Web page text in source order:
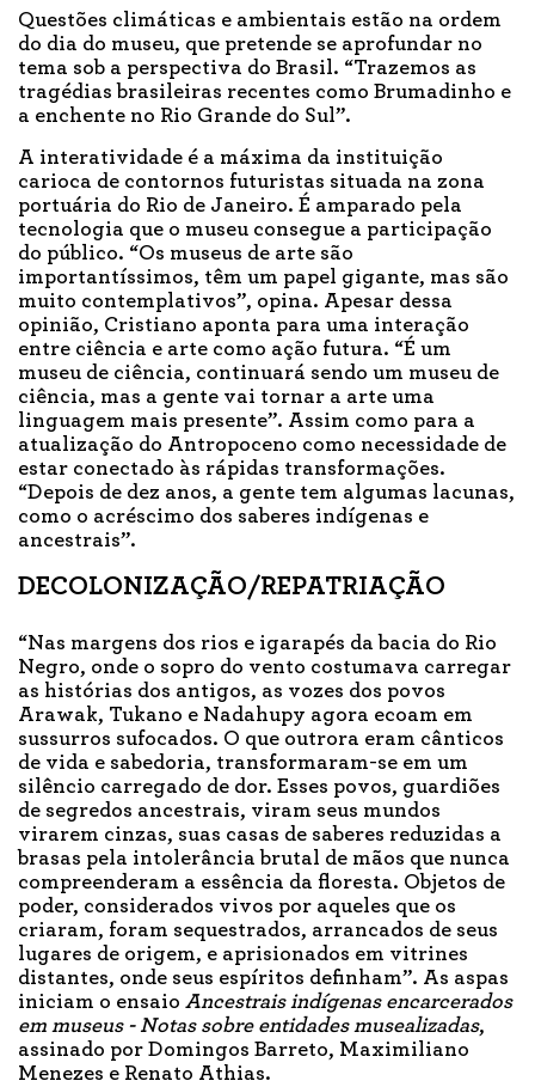
Questões climáticas e ambientais estão na ordem
do dia do museu, que pretende se aprofundar no
tema sob a perspectiva do Brasil. “Trazemos as
tragédias brasileiras recentes como Brumadinho e
a enchente no Rio Grande do Sul”.
A interatividade é a máxima da instituição
carioca de contornos futuristas situada na zona
portuária do Rio de Janeiro. É amparado pela
tecnologia que o museu consegue a participação
do público. “Os museus de arte são
importantíssimos, têm um papel gigante, mas são
muito contemplativos”, opina. Apesar dessa
opinião, Cristiano aponta para uma interação
entre ciência e arte como ação futura. “É um
museu de ciência, continuará sendo um museu de
ciência, mas a gente vai tornar a arte uma
linguagem mais presente”. Assim como para a
atualização do Antropoceno como necessidade de
estar conectado às rápidas transformações.
“Depois de dez anos, a gente tem algumas lacunas,
como o acréscimo dos saberes indígenas e
ancestrais”.
DECOLONIZAÇÃO/REPATRIAÇÃO
“Nas margens dos rios e igarapés da bacia do Rio
Negro, onde o sopro do vento costumava carregar
as histórias dos antigos, as vozes dos povos
Arawak, Tukano e Nadahupy agora ecoam em
sussurros sufocados. O que outrora eram cânticos
de vida e sabedoria, transformaram-se em um
silêncio carregado de dor. Esses povos, guardiões
de segredos ancestrais, viram seus mundos
virarem cinzas, suas casas de saberes reduzidas a
brasas pela intolerância brutal de mãos que nunca
compreenderam a essência da floresta. Objetos de
poder, considerados vivos por aqueles que os
criaram, foram sequestrados, arrancados de seus
lugares de origem, e aprisionados em vitrines
distantes, onde seus espíritos definham”. As aspas
iniciam o ensaio Ancestrais indígenas encarcerados
em museus - Notas sobre entidades musealizadas,
assinado por Domingos Barreto, Maximiliano
Menezes e Renato Athias.